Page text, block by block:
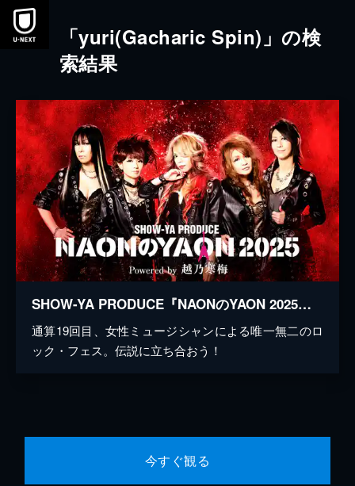
本文へスキップ
「yuri(Gacharic Spin)」の検
索結果
SHOW-YA PRODUCE『NAONのYAON 2025』Powered by 越乃寒梅
通算19回目、女性ミュージシャンによる唯一無二のロ
ック・フェス。伝説に立ち合おう！
今すぐ観る